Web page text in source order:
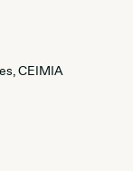
CEIMIA